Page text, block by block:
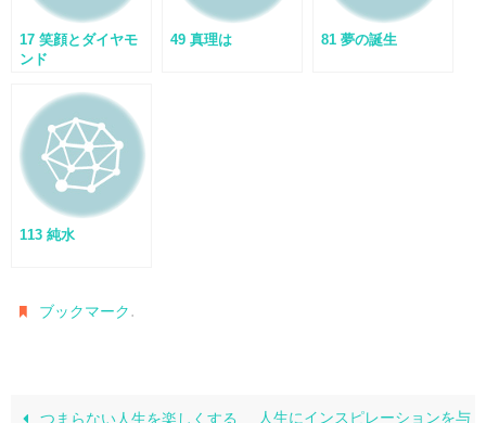
17 笑顔とダイヤモ
ンド
49 真理は 81 夢の誕生
113 純水
ブックマーク.
つまらない人生を楽しくする 人生にインスピレーションを与